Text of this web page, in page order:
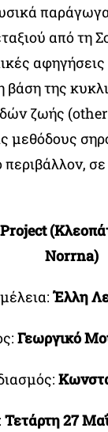
από
της
ζωής
μεθόδους
Norrna)
Έλλη
Γεωργικό
Τετάρτη 27